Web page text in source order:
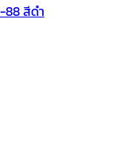
88 สีดำ